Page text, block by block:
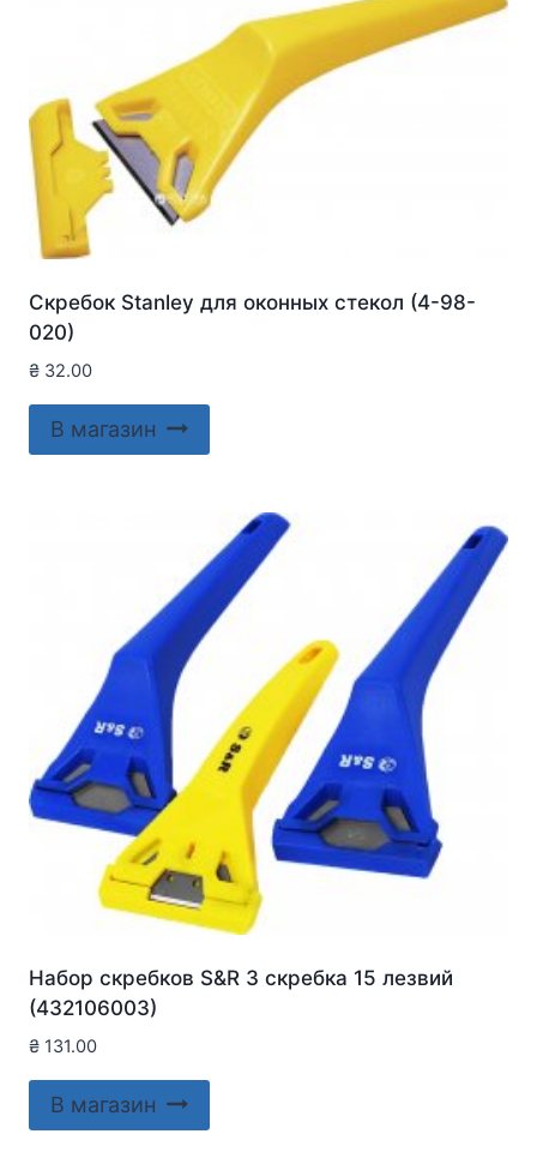
Скребок Stanley для оконныx стекол (4-98-
020)
₴ 32.00
В магазин
Набор скребков S&R 3 скребка 15 лезвий
(432106003)
₴ 131.00
В магазин